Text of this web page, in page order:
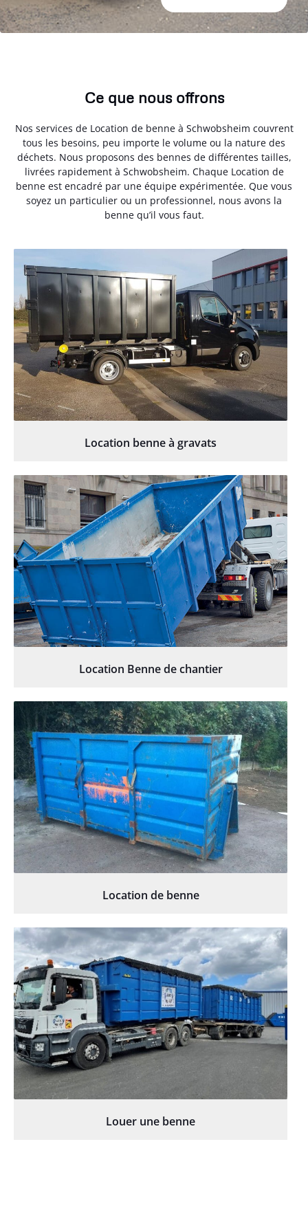
Ce que nous offrons
Nos services de Location de benne à Schwobsheim couvrent
tous les besoins, peu importe le volume ou la nature des
déchets. Nous proposons des bennes de différentes tailles,
livrées rapidement à Schwobsheim. Chaque Location de
benne est encadré par une équipe expérimentée. Que vous
soyez un particulier ou un professionnel, nous avons la
benne qu’il vous faut.
Location benne à gravats
Location Benne de chantier
Location de benne
Louer une benne